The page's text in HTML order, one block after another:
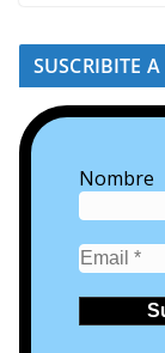
SUSCRIBITE
Nombre